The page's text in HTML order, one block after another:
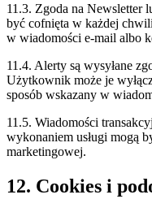
11.3. Zgoda na Newsletter
być cofnięta w każdej
w wiadomości e-mail albo
11.4. Alerty są wysyłane
Użytkownik może je
sposób wskazany w
11.5. Wiadomości
wykonaniem usługi mogą
marketingowej.
12. Cookies i